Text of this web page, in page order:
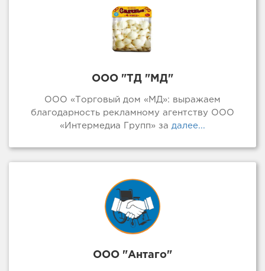
ООО "ТД "МД"
ООО «Торговый дом «МД»: выражаем
благодарность рекламному агентству ООО
«Интермедиа Групп» за далее...
ООО "Антаго"